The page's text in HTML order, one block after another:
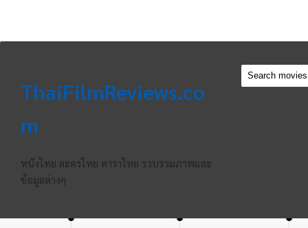
ThaiFilmReviews.co
m
หนังไทย ละครไทย ดาราไทย รวบรวมภาพและ
ข้อมูลต่างๆ